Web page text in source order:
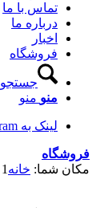
تماس با ما
درباره ما
اخبار
فروشگاه
جستجو
منو منو
لینک به Instagram
فروشگاه
مکان شما: خانه 1